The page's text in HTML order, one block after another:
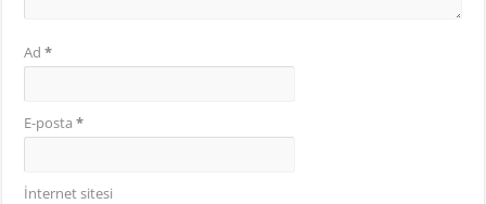
Ad*
E-posta*
İnternet sitesi